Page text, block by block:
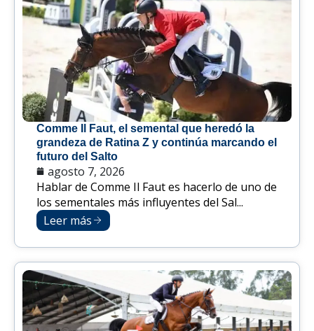
Comme Il Faut, el semental que heredó la
grandeza de Ratina Z y continúa marcando el
futuro del Salto
agosto 7, 2026
Hablar de Comme Il Faut es hacerlo de uno de
los sementales más influyentes del Sal...
Leer más